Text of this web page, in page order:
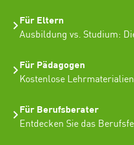
Für Eltern
Ausbildung vs. Studium:
Für Pädagogen
Kostenlose
Für Berufsberater
Entdecken Sie das